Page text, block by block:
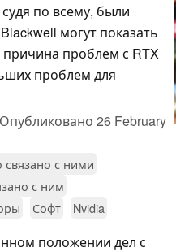
по всему, были
могут показать
проблем с RTX
проблем для
Опубликовано 26 February
связано с ними
с ним
Софт Nvidia
положении дел с